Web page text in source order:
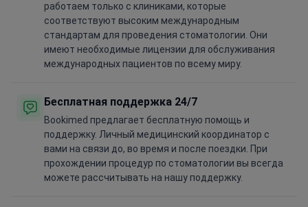
работаем только с клиниками, которые
соответствуют высоким международным
стандартам для проведения стоматологии. Они
имеют необходимые лицензии для обслуживания
международных пациентов по всему миру.
Бесплатная поддержка 24/7
Bookimed предлагает бесплатную помощь и
поддержку. Личный медицинский координатор с
вами на связи до, во время и после поездки. При
прохождении процедур по стоматологии вы всегда
можете рассчитывать на нашу поддержку.